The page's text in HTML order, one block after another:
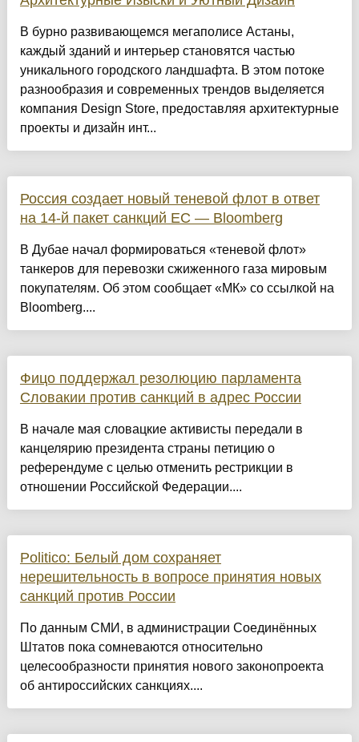
​В бурно развивающемся мегаполисе Астаны,
каждый зданий и интерьер становятся частью
уникального городского ландшафта. В этом потоке
разнообразия и современных трендов выделяется
компания Design Store, предоставляя архитектурные
проекты и дизайн инт...
Россия создает новый теневой флот в ответ
на 14-й пакет санкций ЕС — Bloomberg
В Дубае начал формироваться «теневой флот»
танкеров для перевозки сжиженного газа мировым
покупателям. Об этом сообщает «МК» со ссылкой на
Bloomberg....
Фицо поддержал резолюцию парламента
Словакии против санкций в адрес России
В начале мая словацкие активисты передали в
канцелярию президента страны петицию о
референдуме с целью отменить рестрикции в
отношении Российской Федерации....
Politico: Белый дом сохраняет
нерешительность в вопросе принятия новых
санкций против России
По данным СМИ, в администрации Соединённых
Штатов пока сомневаются относительно
целесообразности принятия нового законопроекта
об антироссийских санкциях....